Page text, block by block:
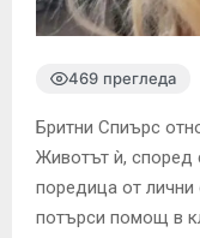
469 прегледа
Бритни Спиърс
Животът ѝ, според
поредица от
потърси помощ в